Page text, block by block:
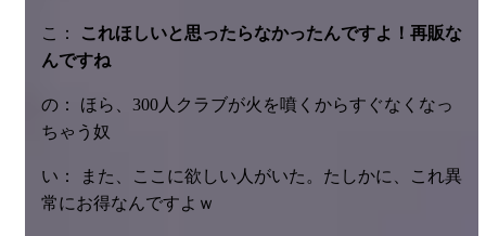
こ：
これほしいと思ったらなかったんですよ！再販な
んですね
の： ほら、300人クラブが火を噴くからすぐなくなっ
ちゃう奴
い： また、ここに欲しい人がいた。たしかに、これ異
常にお得なんですよｗ